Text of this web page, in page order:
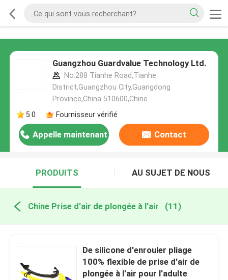
Guangzhou Guardvalue Technology Ltd.
No.288 Tianhe Road,Tianhe
District,Guangzhou City,Guangdong
Province,China 510600,Chine
5.0
Fournisseur vérifié
Appelle maintenant Contact
PRODUITS AU SUJET DE NOUS
Chine Prise d'air de plongée à l'air (11)
De silicone d'enrouler pliage
100% flexible de prise d'air de
plongée à l'air pour l'adulte